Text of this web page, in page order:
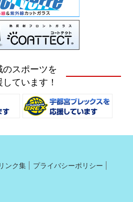
のスポーツを
しています！
リンク集
プライバシーポリシー